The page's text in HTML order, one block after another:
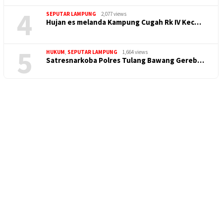
4 SEPUTAR LAMPUNG 2,077 views
Hujan es melanda Kampung Cugah Rk IV Kec…
5 HUKUM, SEPUTAR LAMPUNG 1,664 views
Satresnarkoba Polres Tulang Bawang Gereb…